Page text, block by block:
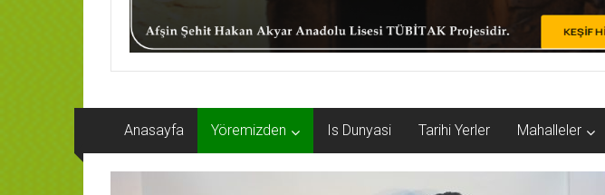
Anasayfa Yöremizden Is Dunyasi Tarihi Yerler Mahalleler